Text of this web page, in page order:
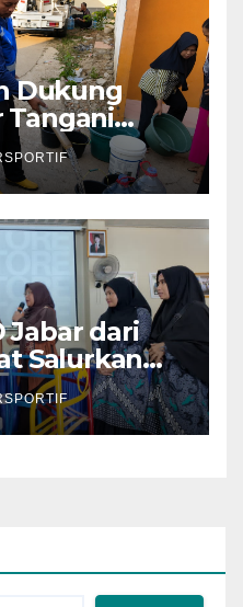
Dukung
Tangani
Jabar dari
Salurkan